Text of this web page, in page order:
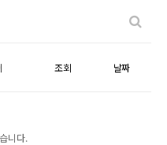
조회 날짜
니다.